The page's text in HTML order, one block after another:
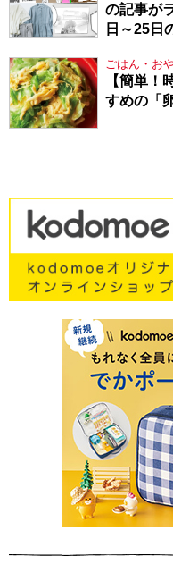
の記事が
日～25日
ごはん・お
【簡単！
すめの「